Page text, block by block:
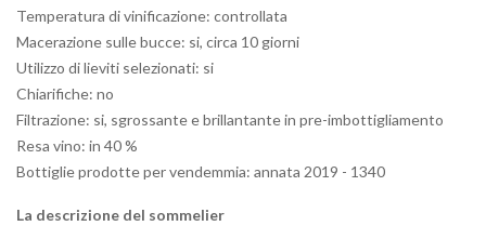
Temperatura di vinificazione: controllata
Macerazione sulle bucce: si, circa 10 giorni
Utilizzo di lieviti selezionati: si
Chiarifiche: no
Filtrazione: si, sgrossante e brillantante in pre-imbottigliamento
Resa vino: in 40 %
Bottiglie prodotte per vendemmia: annata 2019 - 1340
La descrizione del sommelier